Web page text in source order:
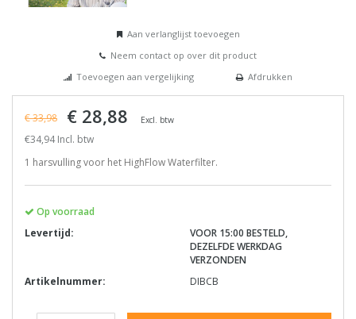
Aan verlanglijst toevoegen
Neem contact op over dit product
Toevoegen aan vergelijking
Afdrukken
€ 33,98 € 28,88 Excl. btw
€34,94 Incl. btw
1 harsvulling voor het HighFlow Waterfilter.
Op voorraad
Levertijd:
VOOR 15:00 BESTELD,
DEZELFDE WERKDAG
VERZONDEN
Artikelnummer:
DIBCB